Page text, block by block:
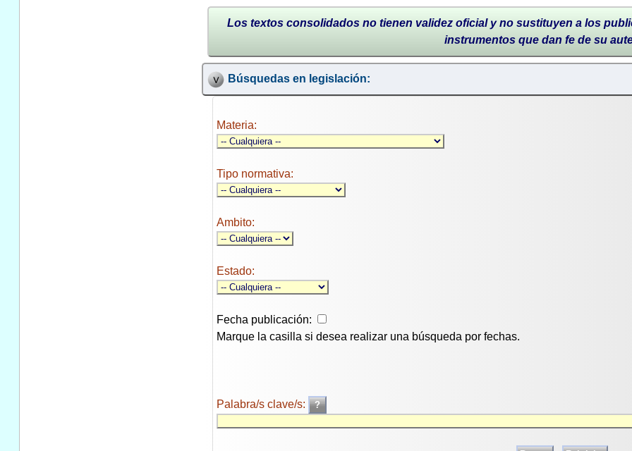
Los textos consolidados no tienen validez oficial y no sustituyen a los
instrumentos que dan fe de su
Búsquedas en legislación:
Materia:
Tipo normativa:
Ambito:
Estado:
Fecha publicación:
Marque la casilla si desea realizar una búsqueda por fechas.
Palabra/s clave/s: